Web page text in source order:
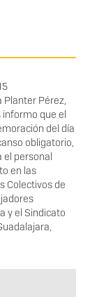
Planter Pérez,
que el
del día
obligatorio,
personal
en las
Colectivos de
y el Sindicato